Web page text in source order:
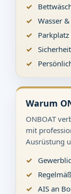
Wasser
Warum
ONBOAT
mit
Ausrüstung
AIS an